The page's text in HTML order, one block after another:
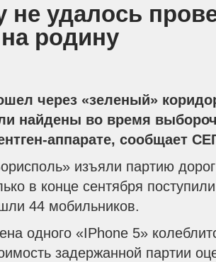
не удалось
на родину
через «зеленый»
найдены во время
аппарате, сообщает
изъяли партию
в конце сентября
44 мобильников.
одного «ІPhone 5»
задержанной партии